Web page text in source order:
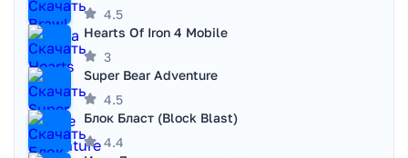
4.5
Hearts Of Iron 4 Mobile
3
Super Bear Adventure
4.5
Блок Бласт (Block Blast)
4.4